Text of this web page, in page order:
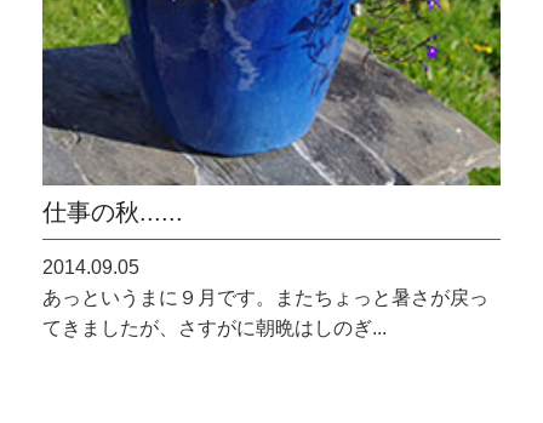
仕事の秋......
2014.09.05
あっというまに９月です。またちょっと暑さが戻っ
てきましたが、さすがに朝晩はしのぎ...